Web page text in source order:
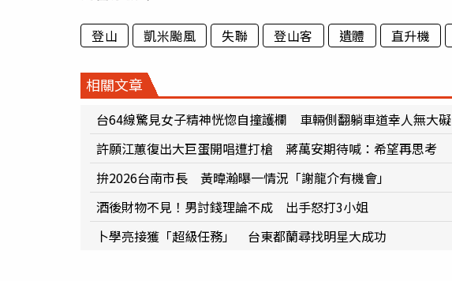
登山 凱米颱風 失聯 登山客 遺體 直升機
相關文章
台64線驚見女子精神恍惚自撞護欄 車輛側翻躺車道幸人無大礙
許願江蕙復出大巨蛋開唱遭打槍 蔣萬安期待喊：希望再思考
拚2026台南市長 黃暐瀚曝一情況「謝龍介有機會」
酒後財物不見！男討錢理論不成 出手怒打3小姐
卜學亮接獲「超級任務」 台東都蘭尋找明星大成功